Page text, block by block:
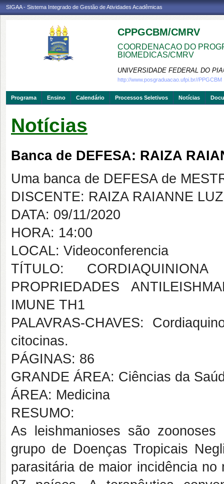
SIGAA - Sistema Integrado de Gestão de Atividades Acadêmicas
CPPGCBM/CMRV
COORDENACAO DO
BIOMEDICAS/CMRV
UNIVERSIDADE FEDERAL DO
http://www.posgraduacao.ufpi.br//PPGCBM
Programa Ensino Calendário Processos Seletivos Notícias
Notícias
Banca de DEFESA: RAIZA
Uma banca de DEFESA de
DISCENTE: RAIZA RAIANNE
DATA: 09/11/2020
HORA: 14:00
LOCAL: Videoconferencia
TÍTULO:
PROPRIEDADES
IMUNE TH1
PALAVRAS-CHAVES:
citocinas.
PÁGINAS: 86
GRANDE ÁREA: Ciências da
ÁREA: Medicina
RESUMO:
As leishmanioses são
grupo de Doenças Tropicais
parasitária de maior incidência